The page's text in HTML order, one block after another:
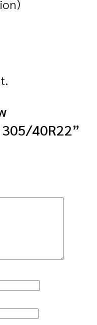
40R22”